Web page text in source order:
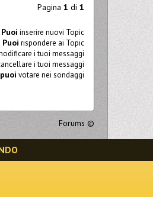
Pagina 1 di 1
Puoi inserire nuovi Topic
Puoi rispondere ai Topic
i tuoi messaggi
i tuoi messaggi
votare nei sondaggi
Forums ©